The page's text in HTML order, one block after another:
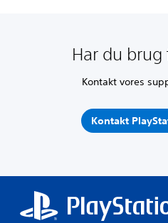
Har du
Kontakt vores
Kontakt